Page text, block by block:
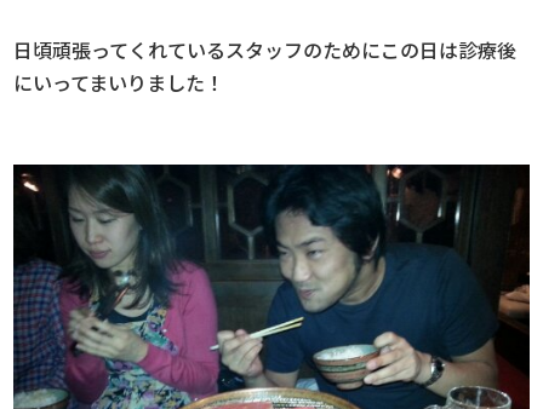
日頃頑張ってくれているスタッフのためにこの日は診療後
にいってまいりました！